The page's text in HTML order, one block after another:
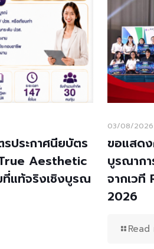
ประกาศนียบัตร
Aesthetic
ที่แท้จริงเชิงบูรณ
03/08/2026
ขอแสด
บูรณาก
จากเวที
2026